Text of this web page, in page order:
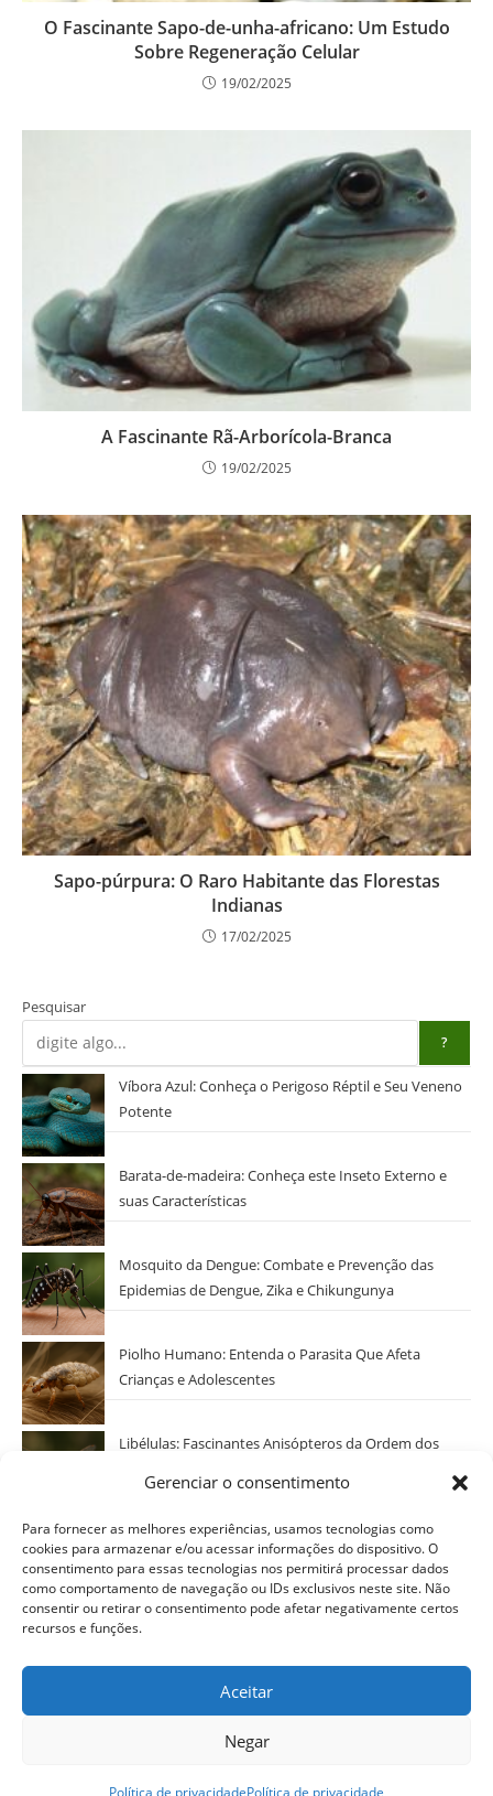
Gerenciar o consentimento
Para fornecer as melhores experiências, usamos tecnologias como
cookies para armazenar e/ou acessar informações do dispositivo. O
consentimento para essas tecnologias nos permitirá processar dados
como comportamento de navegação ou IDs exclusivos neste site. Não
consentir ou retirar o consentimento pode afetar negativamente certos
recursos e funções.
Aceitar
Negar
Política de privacidadePolítica de privacidade
O Fascinante Sapo-de-unha-africano: Um Estudo
Sobre Regeneração Celular
19/02/2025
A Fascinante Rã-Arborícola-Branca
19/02/2025
Sapo-púrpura: O Raro Habitante das Florestas
Indianas
17/02/2025
Pesquisar
?
Víbora Azul: Conheça o Perigoso Réptil e Seu Veneno
Potente
Barata-de-madeira: Conheça este Inseto Externo e
suas Características
Mosquito da Dengue: Combate e Prevenção das
Epidemias de Dengue, Zika e Chikungunya
Piolho Humano: Entenda o Parasita Que Afeta
Crianças e Adolescentes
Libélulas: Fascinantes Anisópteros da Ordem dos
Categorias
Selecionar Categoria